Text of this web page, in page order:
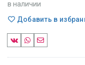
в наличии
Добавить в